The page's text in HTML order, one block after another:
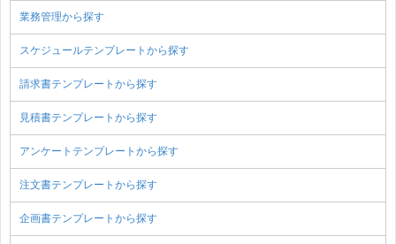
業務管理から探す
スケジュールテンプレートから探す
請求書テンプレートから探す
見積書テンプレートから探す
アンケートテンプレートから探す
注文書テンプレートから探す
企画書テンプレートから探す